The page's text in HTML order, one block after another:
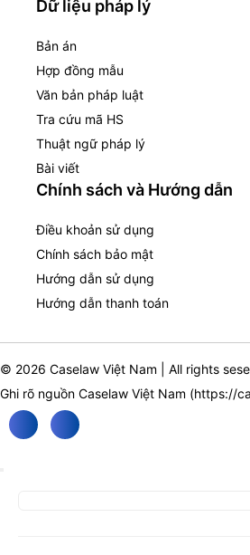
Dữ liệu pháp lý
Bản án
Hợp đồng mẫu
Văn bản pháp luật
Tra cứu mã HS
Thuật ngữ pháp lý
Bài viết
Chính sách và Hướng dẫn
Điều khoản sử dụng
Chính sách bảo mật
Hướng dẫn sử dụng
Hướng dẫn thanh toán
© 2026 Caselaw Việt Nam | All rights
Ghi rõ nguồn Caselaw Việt Nam (https://